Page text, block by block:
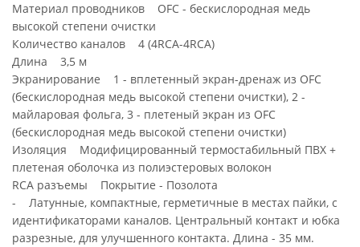
Материал проводников OFC - бескислородная медь
высокой степени очистки
Количество каналов 4 (4RCA-4RCA)
Длина 3,5 м
Экранирование 1 - вплетенный экран-дренаж из OFC
(бескислородная медь высокой степени очистки), 2 -
майларовая фольга, 3 - плетеный экран из OFC
(бескислородная медь высокой степени очистки)
Изоляция Модифицированный термостабильный ПВХ +
плетеная оболочка из полиэстеровых волокон
RCA разъемы Покрытие - Позолота
- Латунные, компактные, герметичные в местах пайки, с
идентификаторами каналов. Центральный контакт и юбка
разрезные, для улучшенного контакта. Длина - 35 мм.